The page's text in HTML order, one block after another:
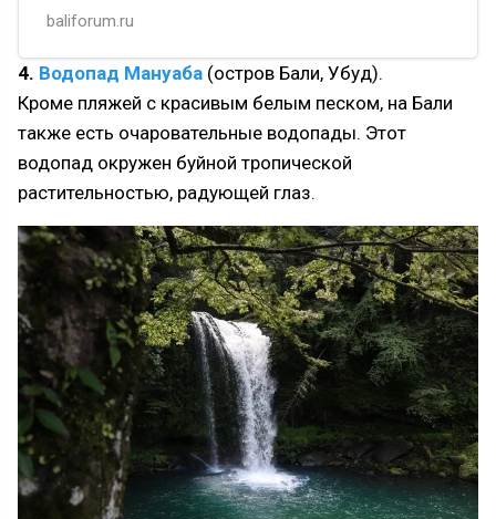
Семаранг.
Джепара славится своими
высококачественными изделиями
из тикового дерева (jati) — мебель,
предметы интерьера, резные
художественные панно, двери.
Местные ремесленники и мебельные
baliforum.ru
4. Водопад Мануаба (остров Бали, Убуд).
Кроме пляжей с красивым белым песком, на Бали
также есть очаровательные водопады. Этот
водопад окружен буйной тропической
растительностью, радующей глаз.